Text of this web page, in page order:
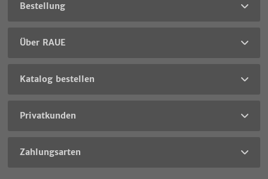
Bestellung
Über RAUE
Katalog bestellen
Privatkunden
Zahlungsarten